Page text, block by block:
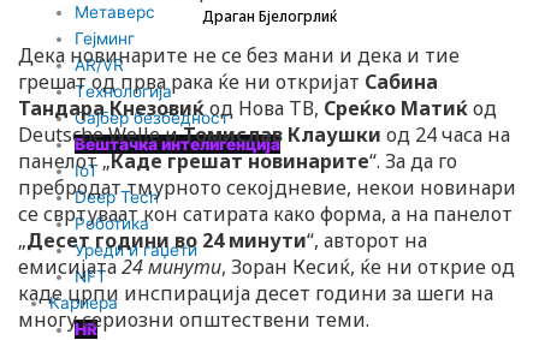
Метаверс
Гејминг
AR/VR
Tехнологија
Сајбер безбедност
Вештачка интелигенција
IoT
Deep Tech
Роботика
Уреди и гаџети
NFT
Кариера
HR
Драган Бјелогрлиќ
Дека новинарите не се без мани и дека и тие
грешат од прва рака ќе ни откријат Сабина
Тандара Кнезовиќод Нова ТВ, Среќко Матиќод
Deutsche Welle иТомислав Клаушки од 24 часа на
панелот „Каде грешат новинарите“. За да го
пребродат тмурното секојдневие, некои новинари
се свртуваат кон сатирата како форма, а на панелот
„Десет години во 24 минути“, авторот на
емисијата24 минути, Зоран Кесиќ, ќе ни открие од
каде црпи инспирација десет години за шеги на
многу сериозни општествени теми.